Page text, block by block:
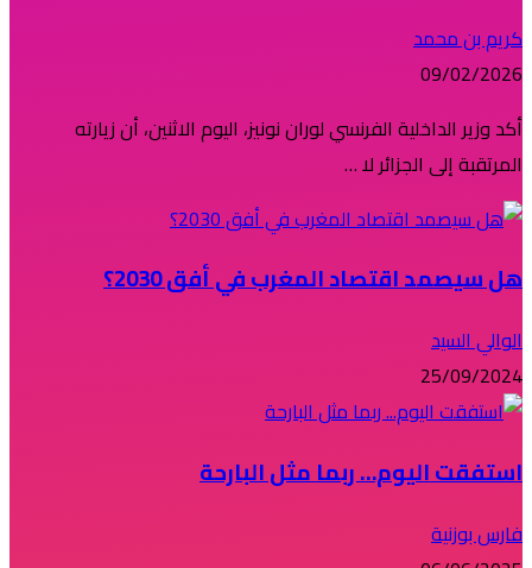
كريم بن محمد
09/02/2026
أكد وزير الداخلية الفرنسي لوران نونيز، اليوم الاثنين، أن زيارته
المرتقبة إلى الجزائر لا …
هل سيصمد اقتصاد المغرب في أفق 2030؟
الوالي السيد
25/09/2024
استفقت اليوم… ربما مثل البارحة
فارس بوزنية